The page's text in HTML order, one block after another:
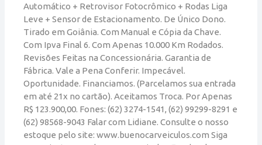
Automático + Retrovisor Fotocrômico + Rodas Liga
Leve + Sensor de Estacionamento. De Único Dono.
Tirado em Goiânia. Com Manual e Cópia da Chave.
Com Ipva Final 6. Com Apenas 10.000 Km Rodados.
Revisões Feitas na Concessionária. Garantia de
Fábrica. Vale a Pena Conferir. Impecável.
Oportunidade. Financiamos. (Parcelamos sua entrada
em até 21x no cartão). Aceitamos Troca. Por Apenas
R$ 123.900,00. Fones: (62) 3274-1541, (62) 99299-8291 e
(62) 98568-9043 Falar com Lidiane. Consulte o nosso
estoque pelo site: www.buenocarveiculos.com Siga